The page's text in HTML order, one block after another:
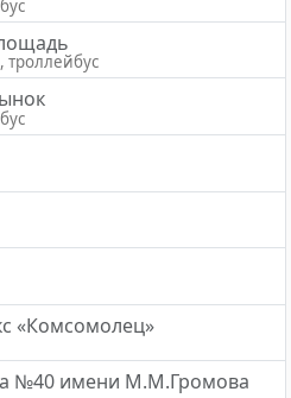
троллейбус
«Комсомолец»
№40 имени М.М.Громова